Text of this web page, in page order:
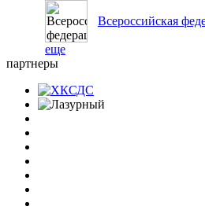
Всероссийская
еще
партнеры